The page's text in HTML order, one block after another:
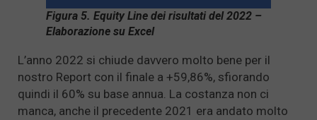
Figura 5. Equity Line dei risultati del 2022 –
Elaborazione su Excel
L’anno 2022 si chiude davvero molto bene per il
nostro Report con il finale a +59,86%, sfiorando
quindi il 60% su base annua. La costanza non ci
manca, anche il precedente 2021 era andato molto